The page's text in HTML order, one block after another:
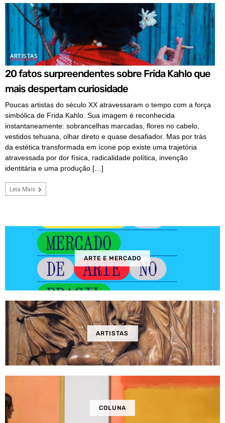
ARTISTAS
20 fatos surpreendentes sobre Frida Kahlo que
mais despertam curiosidade
Poucas artistas do século XX atravessaram o tempo com a força
simbólica de Frida Kahlo. Sua imagem é reconhecida
instantaneamente: sobrancelhas marcadas, flores no cabelo,
vestidos tehuana, olhar direto e quase desafiador. Mas por trás
da estética transformada em ícone pop existe uma trajetória
atravessada por dor física, radicalidade política, invenção
identitária e uma produção […]
Leia Mais
ARTE E MERCADO
ARTISTAS
COLUNA